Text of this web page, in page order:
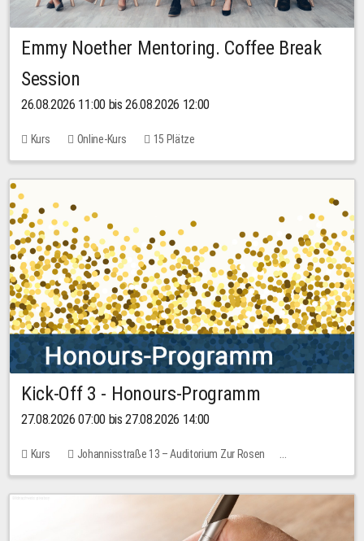
Emmy Noether Mentoring. Coffee Break
Session
26.08.2026 11:00 bis 26.08.2026 12:00
Kurs Online-Kurs 15 Plätze
Kick-Off 3 - Honours-Programm
27.08.2026 07:00 bis 27.08.2026 14:00
Kurs
Johannisstraße 13 – Auditorium Zur Rosen
11 Plätze